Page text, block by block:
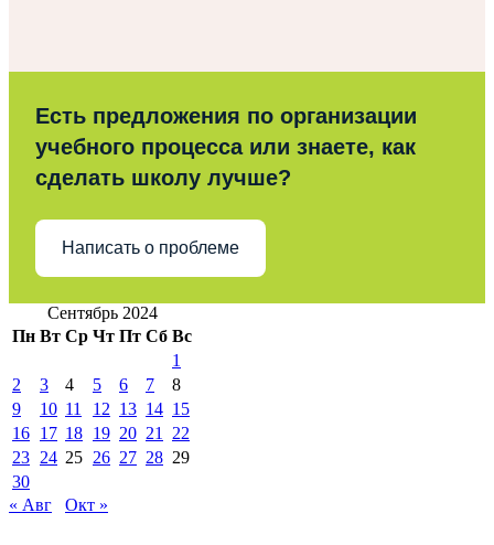
Есть предложения по организации
учебного процесса или знаете, как
сделать школу лучше?
Написать о проблеме
Сентябрь 2024
Пн Вт Ср Чт Пт Сб Вс
1
2
3 4 5 6 7
8
9
10 11 12 13 14 15
16 17 18 19 20 21
22
23 24 25 26 27 28 29
30
« Авг
Окт »